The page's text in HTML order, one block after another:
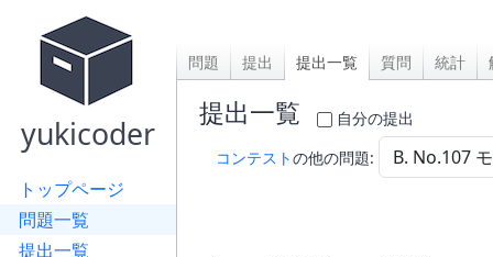
yukicoder
トップページ
問題一覧
提出一覧
問題 提出 提出一覧 質問 統計
提出一覧
自分の提出
コンテストの他の問題: